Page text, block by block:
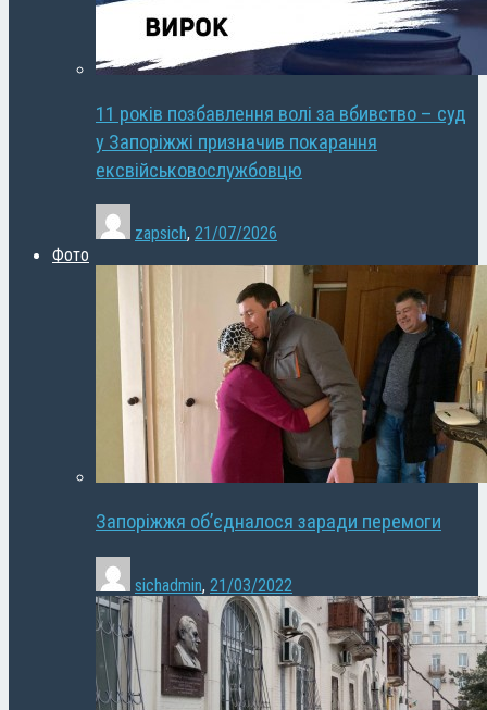
11 років позбавлення волі за вбивство – суд
у Запоріжжі призначив покарання
ексвійськовослужбовцю
zapsich, 21/07/2026
Фото
Запоріжжя об’єдналося заради перемоги
sichadmin, 21/03/2022